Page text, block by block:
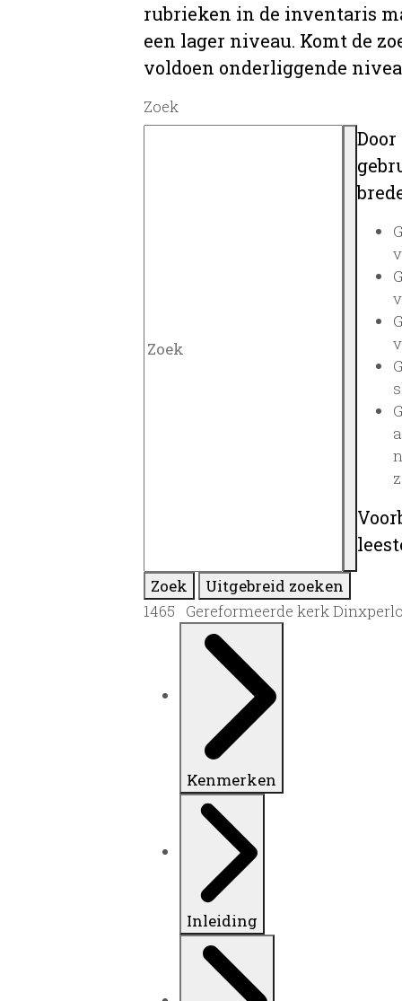
rubrieken in de inventaris
een lager niveau. Komt de
voldoen onderliggende
Zoek
Zoek
Uitgebreid zoeken
1465 Gereformeerde kerk Dinxperlo,
Kenmerken
Inleiding